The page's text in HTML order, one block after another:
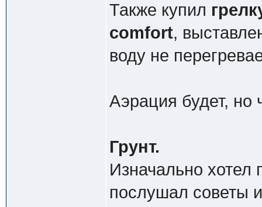
Также купил
comfort,
воду не
Аэрация будет, но
Грунт.
Изначально хотел
послушал советы